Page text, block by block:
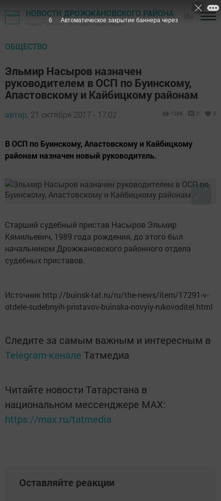
НОВОСТИ ДРОЖЖАНОВСКОГО РАЙОНА
Газета "Туган як" - Дрожжановский район
ОБЩЕСТВО
Эльмир Насыров назначен
руководителем в ОСП по Буинскому,
Апастовскому и Кайбицкому районам
автор, 21 октября 2017 - 17:02 1288 0 0
В ОСП по Буинскому, Апастовскому и Кайбицкому
районам назначен новый руководитель.
Старший судебный пристав Насыров Эльмир
Кямильевич, 1989 года рождения, до этого был
начальником Дрожжановского районного отдела
судебных приставов.
Источник http://buinsk-tat.ru/ru/the-news/item/17291-v-
otdele-sudebnyih-pristavov-buinska-novyiy-rukovoditel.html
Следите за самым важным и интересным в
Telegram-канале Татмедиа
Читайте новости Татарстана в
национальном мессенджере MАХ:
https://max.ru/tatmedia
Оставляйте реакции
5 Автоматическое закрытие баннера через